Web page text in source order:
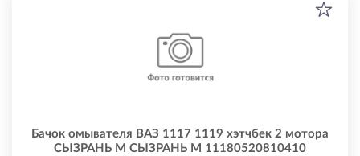
Бачок омывателя ВАЗ 1117 1119 хэтчбек 2 мотора
СЫЗРАНЬ М СЫЗРАНЬ М 11180520810410